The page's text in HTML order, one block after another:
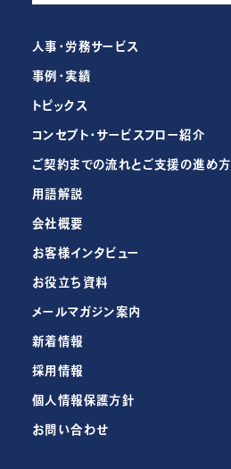
人事・労務サービス
事例・実績
トピックス
コンセプト・サービスフロー紹介
ご契約までの流れとご支援の進め方
用語解説
会社概要
お客様インタビュー
お役立ち資料
メールマガジン案内
新着情報
採用情報
個人情報保護方針
お問い合わせ